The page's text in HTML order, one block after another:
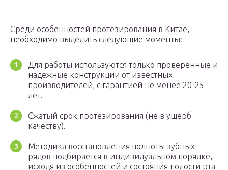
Среди особенностей протезирования в Китае,
необходимо выделить следующие моменты:
Для работы используются только проверенные и
надежные конструкции от известных
производителей, с гарантией не менее 20-25
лет.
Сжатый срок протезирования (не в ущерб
качеству).
Методика восстановления полноты зубных
рядов подбирается в индивидуальном порядке,
исходя из особенностей и состояния полости рта